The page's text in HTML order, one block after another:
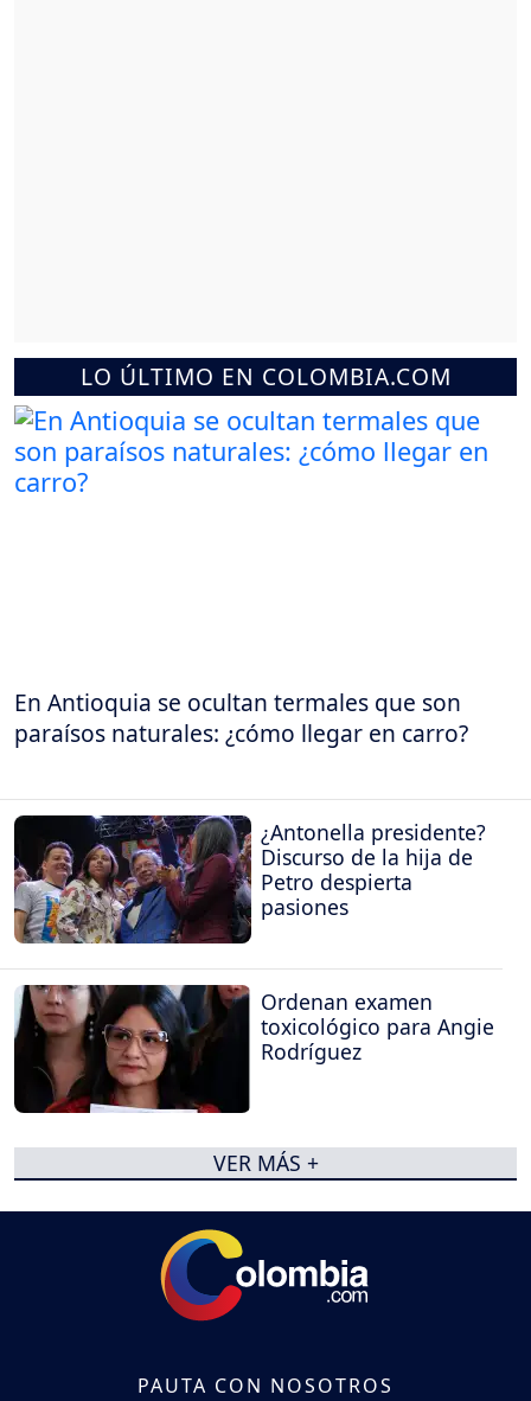
LO ÚLTIMO EN COLOMBIA.COM
En Antioquia se ocultan termales que son
paraísos naturales: ¿cómo llegar en carro?
¿Antonella presidente?
Discurso de la hija de
Petro despierta
pasiones
Ordenan examen
toxicológico para Angie
Rodríguez
VER MÁS +
PAUTA CON NOSOTROS